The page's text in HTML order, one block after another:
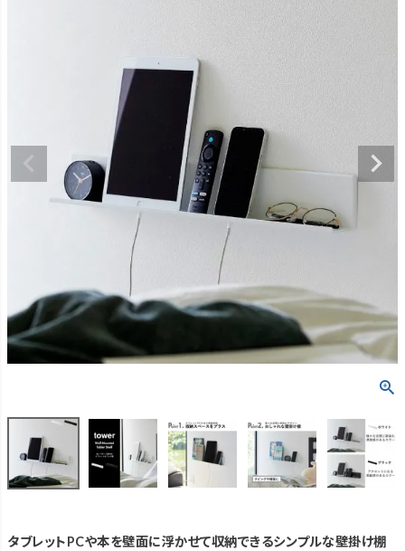
タブレットPCや本を壁面に浮かせて収納できるシンプルな壁掛け棚